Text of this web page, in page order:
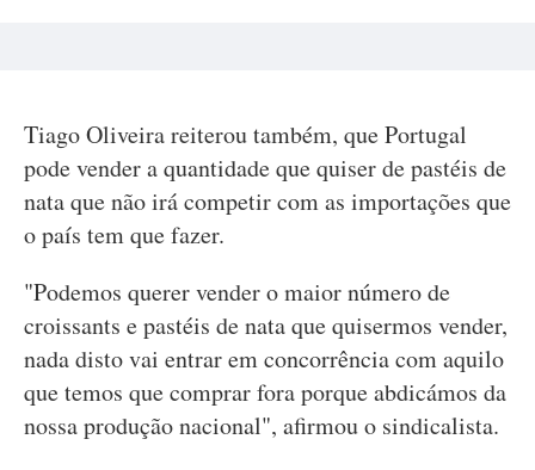
Tiago Oliveira reiterou também, que Portugal
pode vender a quantidade que quiser de pastéis de
nata que não irá competir com as importações que
o país tem que fazer.
"Podemos querer vender o maior número de
croissants e pastéis de nata que quisermos vender,
nada disto vai entrar em concorrência com aquilo
que temos que comprar fora porque abdicámos da
nossa produção nacional", afirmou o sindicalista.